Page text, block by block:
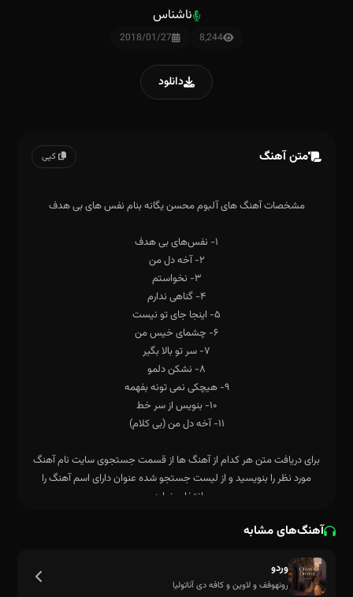
ناشناس
8,244
2018/01/27
دانلود
متن آهنگ کپی
برای دریافت متن هر کدام از آهنگ ها از قسمت جستجوی سایت نام آهنگ
مورد نظر را بنویسید و از لیست جستجو شده عنوان دارای اسم آهنگ را
انتخاب نماید.
آهنگ‌های مشابه
وردو
رونهوفف و لاوین و کافه دی آناتولیا